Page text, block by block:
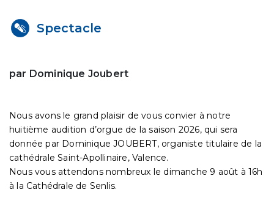
Spectacle
par Dominique Joubert
Nous avons le grand plaisir de vous convier à notre
huitième audition d’orgue de la saison 2026, qui sera
donnée par Dominique JOUBERT, organiste titulaire de la
cathédrale Saint-Apollinaire, Valence.
Nous vous attendons nombreux le dimanche 9 août à 16h
à la Cathédrale de Senlis.